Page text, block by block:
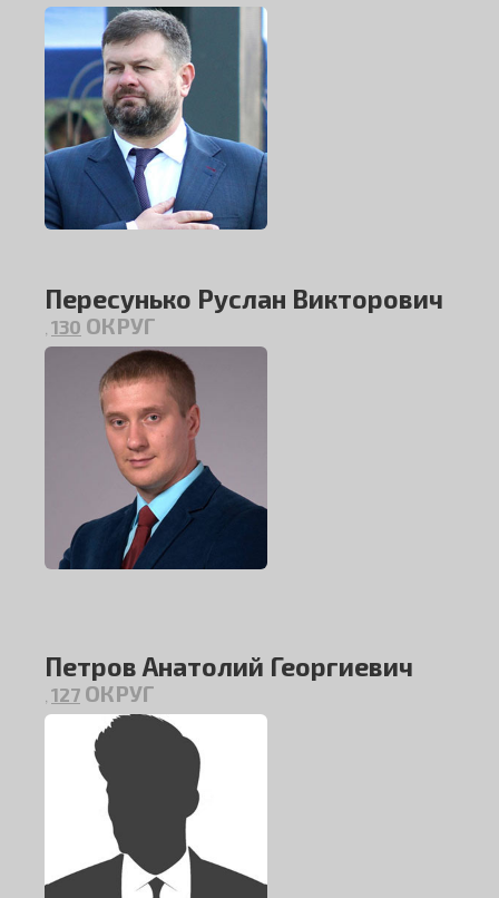
Пересунько Руслан Викторович
130 ОКРУГ
Петров Анатолий Георгиевич
127 ОКРУГ